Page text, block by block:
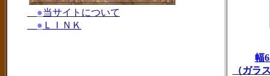
幅
（ガラ
●当サイトについて
● ＬＩＮＫ